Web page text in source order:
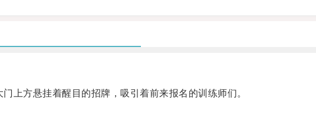
方悬挂着醒目的招牌，吸引着前来报名的训练师们。